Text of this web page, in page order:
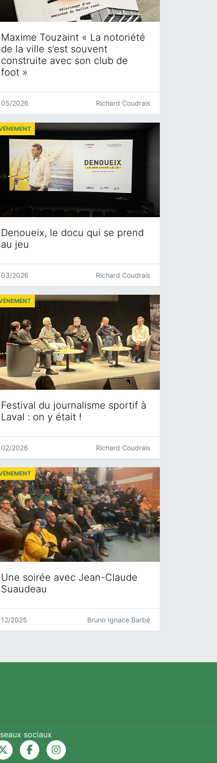
Maxime Touzaint « La notoriété
de la ville s’est souvent
construite avec son club de
foot »
05/2026 Richard Coudrais
Denoueix, le docu qui se prend
au jeu
03/2026 Richard Coudrais
Festival du journalisme sportif à
Laval : on y était !
02/2026 Richard Coudrais
Une soirée avec Jean-Claude
Suaudeau
12/2025 Bruno Ignace Barbé
sociaux